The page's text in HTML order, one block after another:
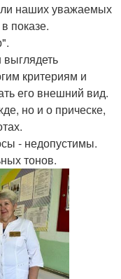
наших уважаемых
показе.
критериям и
его внешний вид.
но и о прическе,
- недопустимы.
тонов.